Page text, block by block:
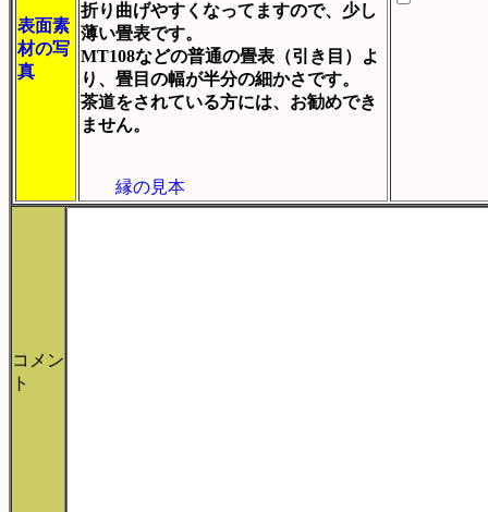
表面素
材の写
真
折り曲げやすくなってますので、少し
薄い畳表です。
MT108などの普通の畳表（引き目）よ
り、畳目の幅が半分の細かさです。
茶道をされている方には、お勧めでき
ません。
縁の見本
コメン
ト